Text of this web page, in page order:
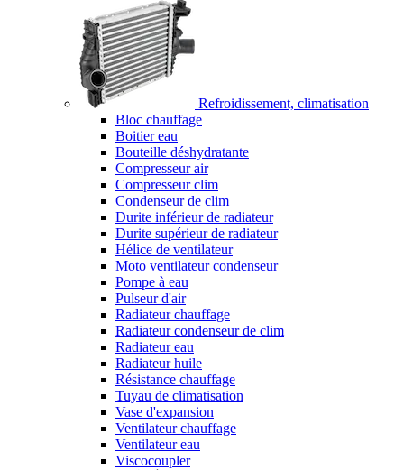
Refroidissement, climatisation
Bloc chauffage
Boitier eau
Bouteille déshydratante
Compresseur air
Compresseur clim
Condenseur de clim
Durite inférieur de radiateur
Durite supérieur de radiateur
Hélice de ventilateur
Moto ventilateur condenseur
Pompe à eau
Pulseur d'air
Radiateur chauffage
Radiateur condenseur de clim
Radiateur eau
Radiateur huile
Résistance chauffage
Tuyau de climatisation
Vase d'expansion
Ventilateur chauffage
Ventilateur eau
Viscocoupler